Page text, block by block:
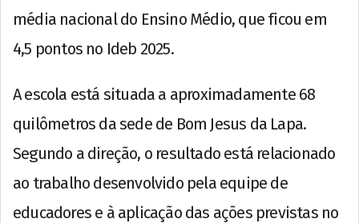
média nacional do Ensino Médio, que ficou em
4,5 pontos no Ideb 2025.
A escola está situada a aproximadamente 68
quilômetros da sede de Bom Jesus da Lapa.
Segundo a direção, o resultado está relacionado
ao trabalho desenvolvido pela equipe de
educadores e à aplicação das ações previstas no